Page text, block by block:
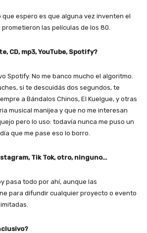
que espero es que alguna vez inventen el
las películas de los 80.
mp3, YouTube, Spotify?
Spotify. No me banco mucho el algoritmo.
si te descuidás dos segundos, te
a Bándalos Chinos, El Kuelgue, y otras
musical manijea y que no me interesan
pero lo uso: todavía nunca me puso un
que me pase eso lo borro.
Tik Tok, otro, ninguno…
pasa todo por ahí, aunque las
para difundir cualquier proyecto o evento